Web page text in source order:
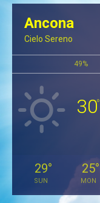
Ancona
Cielo Sereno
49%
30°
29°
SUN
25°
MON